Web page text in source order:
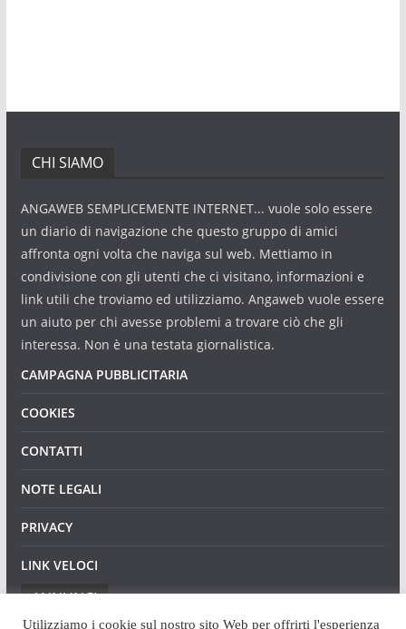
CHI SIAMO
ANGAWEB SEMPLICEMENTE INTERNET... vuole solo essere
un diario di navigazione che questo gruppo di amici
affronta ogni volta che naviga sul web. Mettiamo in
condivisione con gli utenti che ci visitano, informazioni e
link utili che troviamo ed utilizziamo. Angaweb vuole essere
un aiuto per chi avesse problemi a trovare ciò che gli
interessa. Non è una testata giornalistica.
CAMPAGNA PUBBLICITARIA
COOKIES
CONTATTI
NOTE LEGALI
PRIVACY
LINK VELOCI
ANNUNCI
Utilizziamo i cookie sul nostro sito Web per offrirti l'esperienza